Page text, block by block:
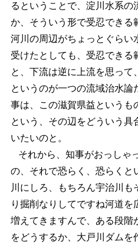
るということで、淀川水系の
か、そういう形で受忍できる
河川の周辺がちょっとぐらい
受けたとしても、受忍できる
と、下流は逆に上流を思って
というのが一つの流域治水論
事は、この滋賀県益というも
という、その辺をどういう具
いたいのと。
それから、知事がおっしゃ
の、それで恐らく、恐らくと
川にしろ、もちろん宇治川
り掘削なりしてですね河道
増えてきますんで、ある段階
をどうするか、大戸川ダムを